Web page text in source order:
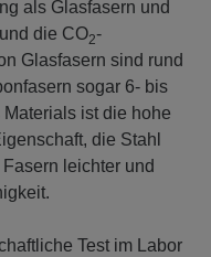
als Glasfasern und
die CO2-
Glasfasern sind rund
sogar 6- bis
ist die hohe
die Stahl
leichter und
Test im Labor